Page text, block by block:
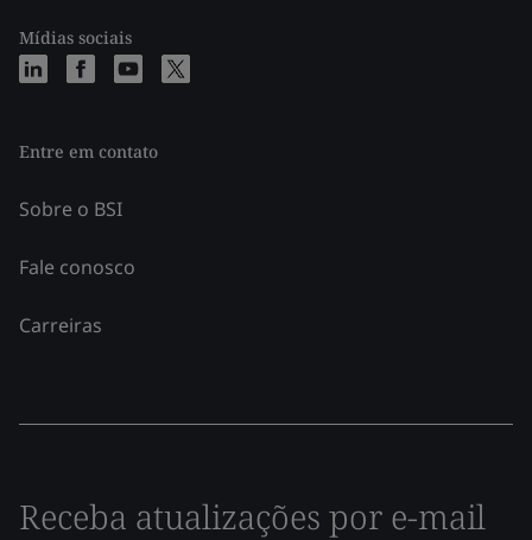
Mídias sociais
Entre em contato
Sobre o BSI
Fale conosco
Carreiras
Receba atualizações por e-mail